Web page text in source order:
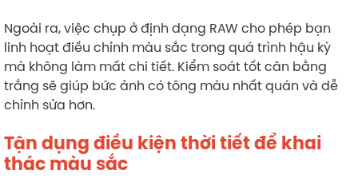
Ngoài ra, việc chụp ở định dạng RAW cho phép bạn
linh hoạt điều chỉnh màu sắc trong quá trình hậu kỳ
mà không làm mất chi tiết. Kiểm soát tốt cân bằng
trắng sẽ giúp bức ảnh có tông màu nhất quán và dễ
chỉnh sửa hơn.
Tận dụng điều kiện thời tiết để khai
thác màu sắc